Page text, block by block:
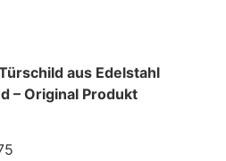
aus Edelstahl
– Original Produkt